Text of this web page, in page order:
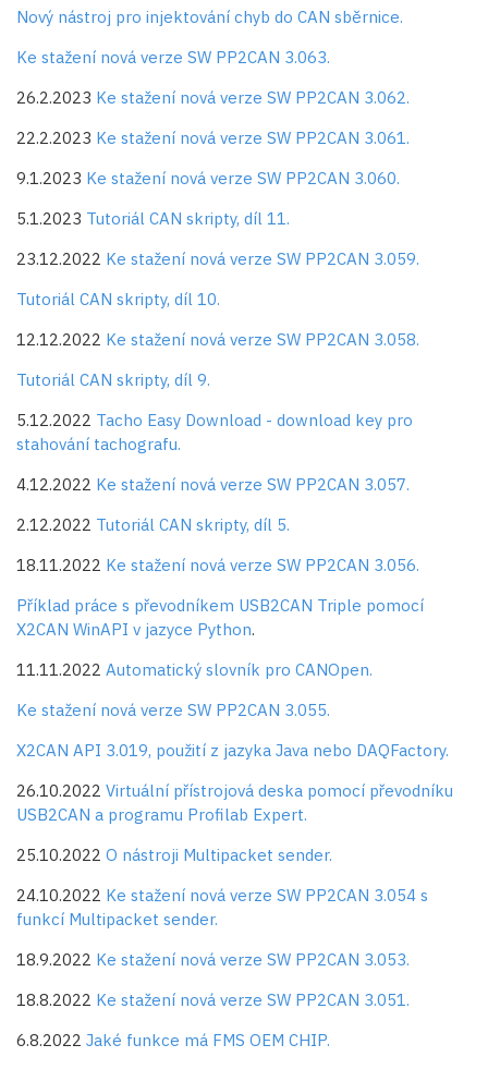
Nový nástroj pro injektování chyb do CAN sběrnice.
Ke stažení nová verze SW PP2CAN 3.063.
26.2.2023 Ke stažení nová verze SW PP2CAN 3.062.
22.2.2023 Ke stažení nová verze SW PP2CAN 3.061.
9.1.2023 Ke stažení nová verze SW PP2CAN 3.060.
5.1.2023 Tutoriál CAN skripty, díl 11.
23.12.2022 Ke stažení nová verze SW PP2CAN 3.059.
Tutoriál CAN skripty, díl 10.
12.12.2022 Ke stažení nová verze SW PP2CAN 3.058.
Tutoriál CAN skripty, díl 9.
5.12.2022 Tacho Easy Download - download key pro
stahování tachografu.
4.12.2022 Ke stažení nová verze SW PP2CAN 3.057.
2.12.2022 Tutoriál CAN skripty, díl 5.
18.11.2022 Ke stažení nová verze SW PP2CAN 3.056.
Příklad práce s převodníkem USB2CAN Triple pomocí
X2CAN WinAPI v jazyce Python.
11.11.2022 Automatický slovník pro CANOpen.
Ke stažení nová verze SW PP2CAN 3.055.
X2CAN API 3.019, použití z jazyka Java nebo DAQFactory.
26.10.2022 Virtuální přístrojová deska pomocí převodníku
USB2CAN a programu Profilab Expert.
25.10.2022 O nástroji Multipacket sender.
24.10.2022 Ke stažení nová verze SW PP2CAN 3.054 s
funkcí Multipacket sender.
18.9.2022 Ke stažení nová verze SW PP2CAN 3.053.
18.8.2022 Ke stažení nová verze SW PP2CAN 3.051.
6.8.2022 Jaké funkce má FMS OEM CHIP.